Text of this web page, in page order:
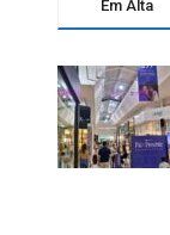
Em Alta